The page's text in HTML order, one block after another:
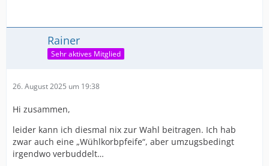
Rainer
Sehr aktives Mitglied
26. August 2025 um 19:38
Hi zusammen,
leider kann ich diesmal nix zur Wahl beitragen. Ich hab
zwar auch eine „Wühlkorbpfeife“, aber umzugsbedingt
irgendwo verbuddelt…